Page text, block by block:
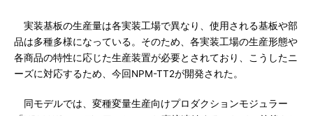
実装基板の生産量は各実装工場で異なり、使用される基板や部
品は多種多様になっている。そのため、各実装工場の生産形態や
各商品の特性に応じた生産装置が必要とされており、こうしたニ
ーズに対応するため、今回NPM-TT2が開発された。
同モデルでは、変種変量生産向けプロダクションモジュラー